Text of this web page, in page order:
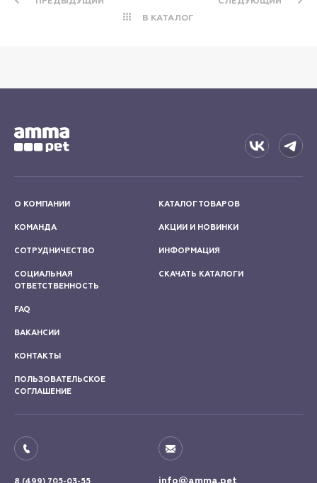
В КАТАЛОГ
О КОМПАНИИ
КОМАНДА
СОТРУДНИЧЕСТВО
СОЦИАЛЬНАЯ
ОТВЕТСТВЕННОСТЬ
КАТАЛОГ ТОВАРОВ
АКЦИИ И НОВИНКИ
ИНФОРМАЦИЯ
СКАЧАТЬ КАТАЛОГИ
FAQ
ВАКАНСИИ
КОНТАКТЫ
ПОЛЬЗОВАТЕЛЬСКОЕ
СОГЛАШЕНИЕ